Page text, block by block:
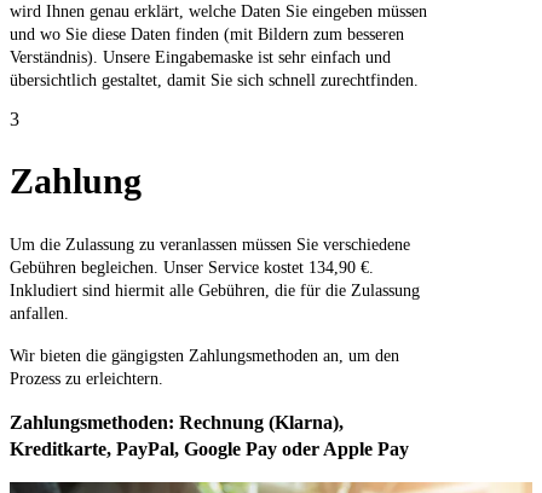
wird Ihnen genau erklärt, welche Daten Sie eingeben müssen
und wo Sie diese Daten finden (mit Bildern zum besseren
Verständnis). Unsere Eingabemaske ist sehr einfach und
übersichtlich gestaltet, damit Sie sich schnell zurechtfinden.
3
Zahlung
Um die Zulassung zu veranlassen müssen Sie verschiedene
Gebühren begleichen. Unser Service kostet 134,90 €.
Inkludiert sind hiermit alle Gebühren, die für die Zulassung
anfallen.
Wir bieten die gängigsten Zahlungsmethoden an, um den
Prozess zu erleichtern.
Zahlungsmethoden: Rechnung (Klarna),
Kreditkarte, PayPal, Google Pay oder Apple Pay